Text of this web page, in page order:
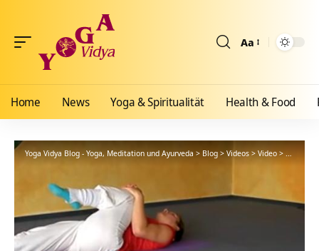
Aa
Home News Yoga & Spiritualität Health & Food
Yoga Vidya Blog - Yoga, Meditation und Ayurveda > Blog > Videos> Video>Yoga